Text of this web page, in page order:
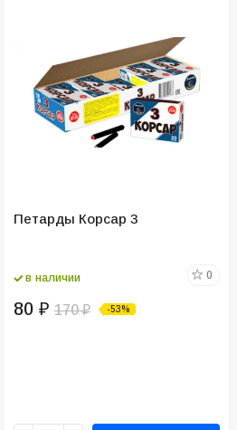
Петарды Корсар 3
в наличии 0
80₽ 170₽ -53%